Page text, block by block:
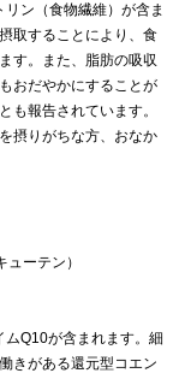
ン（食物繊維）が含ま
取することにより、食
す。また、脂肪の吸収
おだやかにすることが
も報告されています。
摂りがちな方、おなか
ーテン）
Q10が含まれます。細
きがある還元型コエン